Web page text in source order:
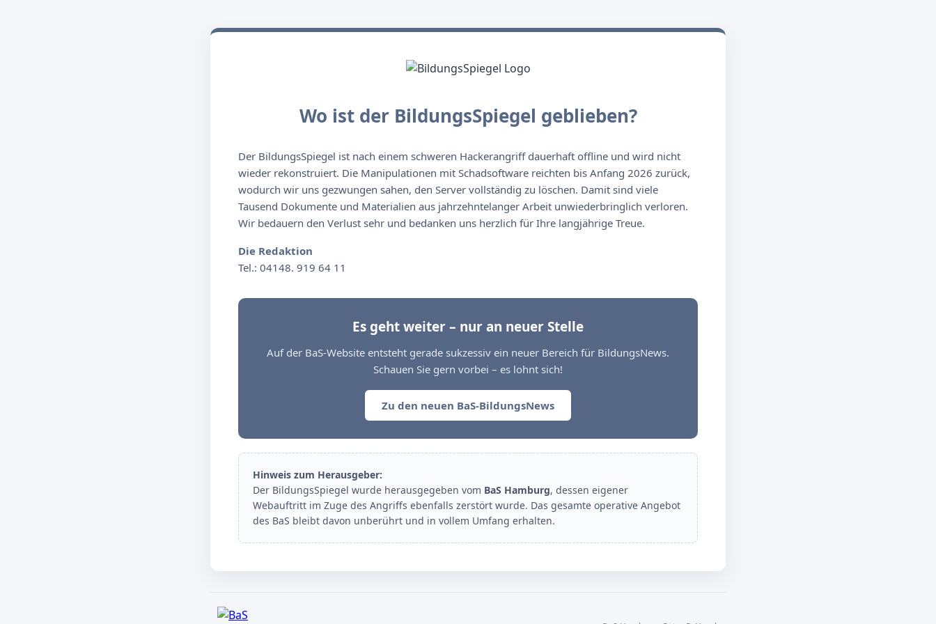
Wo ist der BildungsSpiegel geblieben?
Der BildungsSpiegel ist nach einem schweren Hackerangriff dauerhaft offline und wird nicht
wieder rekonstruiert. Die Manipulationen mit Schadsoftware reichten bis Anfang 2026 zurück,
wodurch wir uns gezwungen sahen, den Server vollständig zu löschen. Damit sind viele
Tausend Dokumente und Materialien aus jahrzehntelanger Arbeit unwiederbringlich verloren.
Wir bedauern den Verlust sehr und bedanken uns herzlich für Ihre langjährige Treue.
Die Redaktion
Tel.: 04148. 919 64 11
Es geht weiter – nur an neuer Stelle
Auf der BaS-Website entsteht gerade sukzessiv ein neuer Bereich für BildungsNews.
Schauen Sie gern vorbei – es lohnt sich!
Zu den neuen BaS-BildungsNews
Hinweis zum Herausgeber:
Der BildungsSpiegel wurde herausgegeben vom BaS Hamburg, dessen eigener
Webauftritt im Zuge des Angriffs ebenfalls zerstört wurde. Das gesamte operative Angebot
des BaS bleibt davon unberührt und in vollem Umfang erhalten.